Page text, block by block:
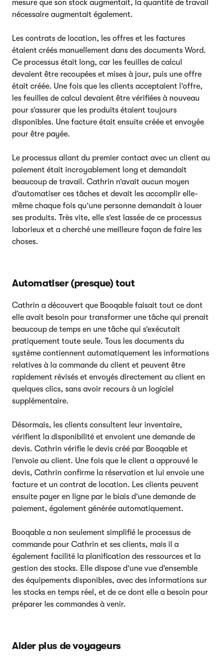
mesure que son stock augmentait, la quantité de travail
nécessaire augmentait également.
Les contrats de location, les offres et les factures
étaient créés manuellement dans des documents Word.
Ce processus était long, car les feuilles de calcul
devaient être recoupées et mises à jour, puis une offre
était créée. Une fois que les clients acceptaient l’offre,
les feuilles de calcul devaient être vérifiées à nouveau
pour s’assurer que les produits étaient toujours
disponibles. Une facture était ensuite créée et envoyée
pour être payée.
Le processus allant du premier contact avec un client au
paiement était incroyablement long et demandait
beaucoup de travail. Cathrin n’avait aucun moyen
d’automatiser ces tâches et devait les accomplir elle-
même chaque fois qu’une personne demandait à louer
ses produits. Très vite, elle s’est lassée de ce processus
laborieux et a cherché une meilleure façon de faire les
choses.
Automatiser (presque) tout
Cathrin a découvert que Booqable faisait tout ce dont
elle avait besoin pour transformer une tâche qui prenait
beaucoup de temps en une tâche qui s’exécutait
pratiquement toute seule. Tous les documents du
système contiennent automatiquement les informations
relatives à la commande du client et peuvent être
rapidement révisés et envoyés directement au client en
quelques clics, sans avoir recours à un logiciel
supplémentaire.
Désormais, les clients consultent leur inventaire,
vérifient la disponibilité et envoient une demande de
devis. Cathrin vérifie le devis créé par Booqable et
l’envoie au client. Une fois que le client a approuvé le
devis, Cathrin confirme la réservation et lui envoie une
facture et un contrat de location. Les clients peuvent
ensuite payer en ligne par le biais d’une demande de
paiement, également générée automatiquement.
Booqable a non seulement simplifié le processus de
commande pour Cathrin et ses clients, mais il a
également facilité la planification des ressources et la
gestion des stocks. Elle dispose d’une vue d’ensemble
des équipements disponibles, avec des informations sur
les stocks en temps réel, et de ce dont elle a besoin pour
préparer les commandes à venir.
Aider plus de voyageurs